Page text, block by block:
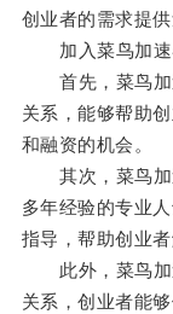
创业者的需求提
加入菜鸟加速
首先，菜鸟加
关系，能够帮助
和融资的机会。
其次，菜鸟加
多年经验的专业
指导，帮助创业者
此外，菜鸟加
关系，创业者能